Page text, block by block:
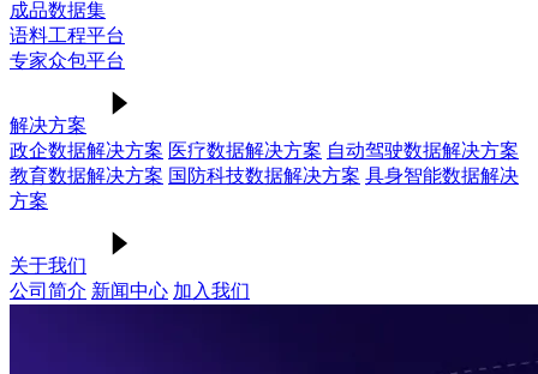
成品数据集
语料工程平台
专家众包平台
解决方案
政企数据解决方案 医疗数据解决方案 自动驾驶数据解决方案
教育数据解决方案 国防科技数据解决方案 具身智能数据解决
方案
关于我们
公司简介 新闻中心 加入我们